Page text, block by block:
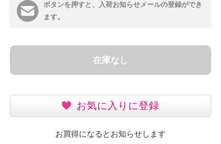
ボタンを押すと、入荷お知らせメールの登録ができ
ます。
在庫なし
お気に入りに登録
お買得になるとお知らせします